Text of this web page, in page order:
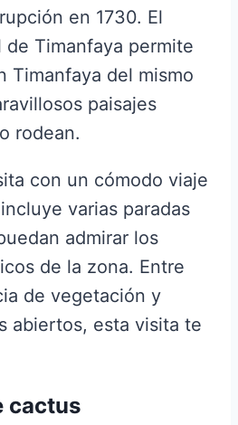
en 1730. El
de Timanfaya permite
Timanfaya del mismo
paisajes
rodean.
con un cómodo viaje
varias paradas
admirar los
de la zona. Entre
de vegetación y
abiertos, esta visita te
cactus